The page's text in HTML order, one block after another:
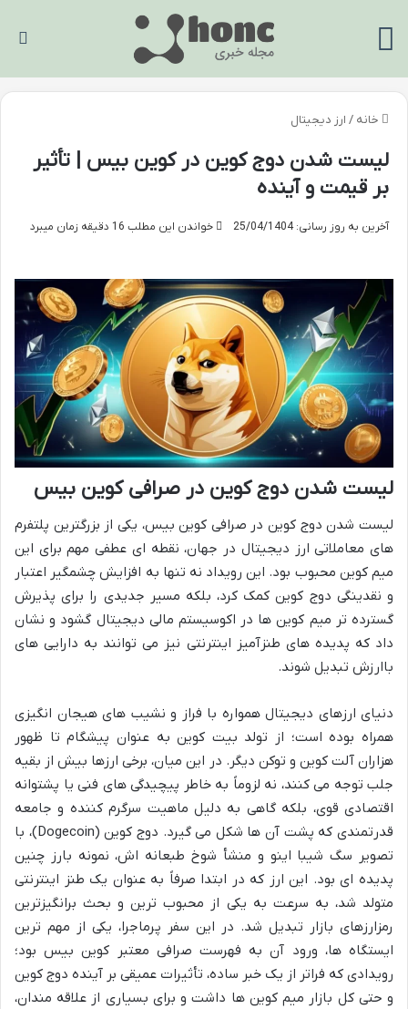
خانه / ارز دیجیتال
لیست شدن دوج کوین در کوین بیس | تأثیر
بر قیمت و آینده
آخرین به روز رسانی: 25/04/1404 خواندن این مطلب 16 دقیقه زمان میبرد
لیست شدن دوج کوین در صرافی کوین بیس
لیست شدن دوج کوین در صرافی کوین بیس، یکی از بزرگترین پلتفرم
های معاملاتی ارز دیجیتال در جهان، نقطه ای عطفی مهم برای این
میم کوین محبوب بود. این رویداد نه تنها به افزایش چشمگیر اعتبار
و نقدینگی دوج کوین کمک کرد، بلکه مسیر جدیدی را برای پذیرش
گسترده تر میم کوین ها در اکوسیستم مالی دیجیتال گشود و نشان
داد که پدیده های طنزآمیز اینترنتی نیز می توانند به دارایی های
باارزش تبدیل شوند.
دنیای ارزهای دیجیتال همواره با فراز و نشیب های هیجان انگیزی
همراه بوده است؛ از تولد بیت کوین به عنوان پیشگام تا ظهور
هزاران آلت کوین و توکن دیگر. در این میان، برخی ارزها بیش از بقیه
جلب توجه می کنند، نه لزوماً به خاطر پیچیدگی های فنی یا پشتوانه
اقتصادی قوی، بلکه گاهی به دلیل ماهیت سرگرم کننده و جامعه
قدرتمندی که پشت آن ها شکل می گیرد. دوج کوین (Dogecoin)، با
تصویر سگ شیبا اینو و منشأ شوخ طبعانه اش، نمونه بارز چنین
پدیده ای بود. این ارز که در ابتدا صرفاً به عنوان یک طنز اینترنتی
متولد شد، به سرعت به یکی از محبوب ترین و بحث برانگیزترین
رمزارزهای بازار تبدیل شد. در این سفر پرماجرا، یکی از مهم ترین
ایستگاه ها، ورود آن به فهرست صرافی معتبر کوین بیس بود؛
رویدادی که فراتر از یک خبر ساده، تأثیرات عمیقی بر آینده دوج کوین
و حتی کل بازار میم کوین ها داشت و برای بسیاری از علاقه مندان،